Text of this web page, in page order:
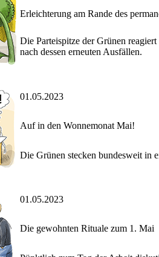
Erleichterung am Rande des
Die Parteispitze der Grünen
nach dessen erneuten Ausfällen.
01.05.2023
Auf in den Wonnemonat Mai!
Die Grünen stecken bundesweit in
01.05.2023
Die gewohnten Rituale zum 1. Mai